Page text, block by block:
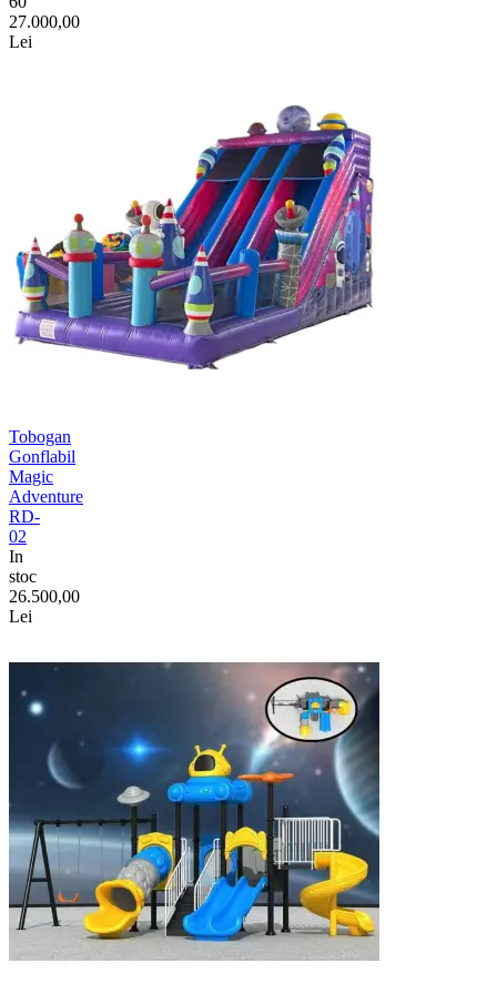
27.000,00
Lei
Tobogan
Gonflabil
Magic
Adventure
RD-
02
In
stoc
26.500,00
Lei